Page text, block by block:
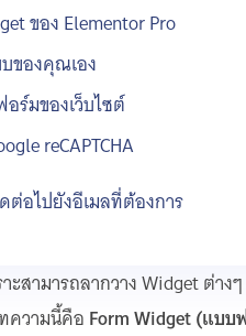
ของ Elementor Pro
ของคุณเอง
อร์มของเว็บไซต์
reCAPTCHA
อไปยังอีเมลที่ต้องการ
สามารถลากวาง Widget ต่า
ความนี้คือ Form Widget (แบ